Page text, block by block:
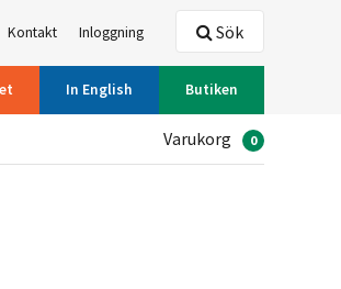
Kontakt Inloggning
In English Butiken
Sök
Varukorg 0